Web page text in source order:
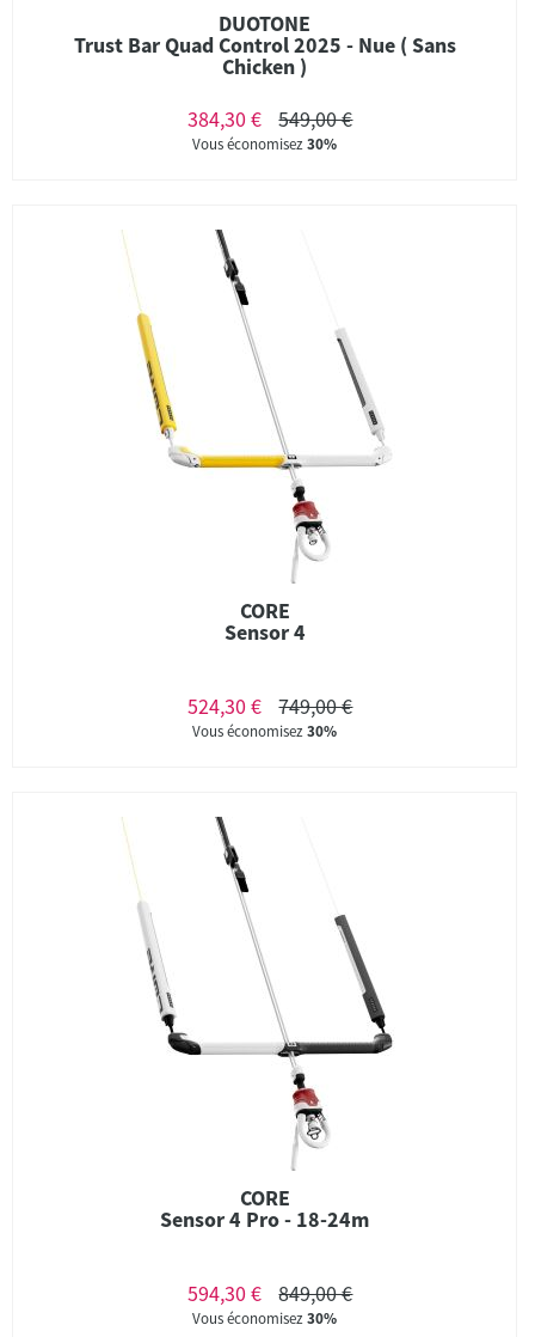
DUOTONE
Trust Bar Quad Control 2025 - Nue ( Sans
Chicken )
384,30 €
549,00 €
Vous économisez30%
CORE
Sensor 4
524,30 € 749,00 €
Vous économisez30%
CORE
Sensor 4 Pro - 18-24m
594,30 € 849,00 €
Vous économisez30%